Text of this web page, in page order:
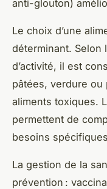
anti-glouton)
Le choix d’une
déterminant. Selon
d’activité, il est
pâtées, verdure
aliments toxiques.
permettent de
besoins
La gestion de la
prévention :